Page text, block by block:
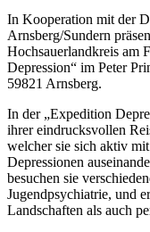
In Kooperation mit der
Arnsberg/Sundern
Hochsauerlandkreis am
Depression“ im Peter
59821 Arnsberg.
In der „Expedition
ihrer eindrucksvollen
welcher sie sich aktiv
Depressionen
besuchen sie
Jugendpsychiatrie, und
Landschaften als auch